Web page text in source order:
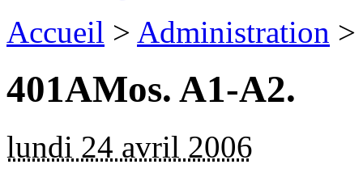
Accueil > Administration >
401AMos. A1-A2.
lundi 24 avril 2006